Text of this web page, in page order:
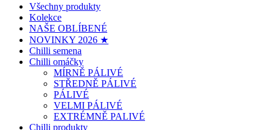
Všechny produkty
Kolekce
NAŠE OBLÍBENÉ
NOVINKY 2026 ★
Chilli semena
Chilli omáčky
MÍRNĚ PÁLIVÉ
STŘEDNĚ PÁLIVÉ
PÁLIVÉ
VELMI PÁLIVÉ
EXTRÉMNĚ PALIVÉ
Chilli produkty